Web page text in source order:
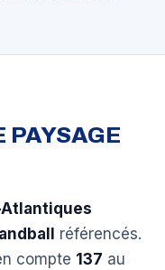
PAYSAGE
référencés.
compte 137 au